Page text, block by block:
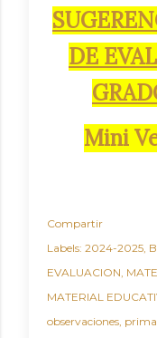
DE
Mini
Compartir
Labels: 2024-2025
EVALUACION
MATERIAL
observaciones